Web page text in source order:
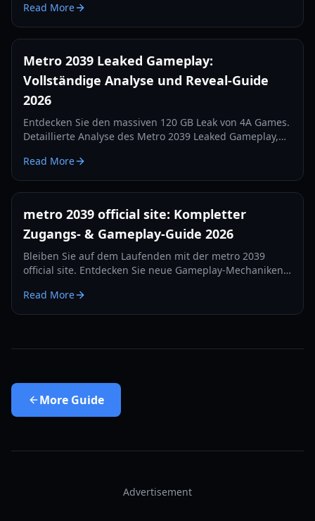
Games im Jahr 2026 wissen.
Read More
Metro 2039 Leaked Gameplay:
Vollständige Analyse und Reveal-Guide
2026
Entdecken Sie den massiven 120 GB Leak von 4A Games.
Detaillierte Analyse des Metro 2039 Leaked Gameplay,
Unreal Engine 5.
Read More
metro 2039 official site: Kompletter
Zugangs- & Gameplay-Guide 2026
Bleiben Sie auf dem Laufenden mit der metro 2039
official site. Entdecken Sie neue Gameplay-Mechaniken,
für die Veröffentlichung 2026.
Read More
More Guide
Advertisement